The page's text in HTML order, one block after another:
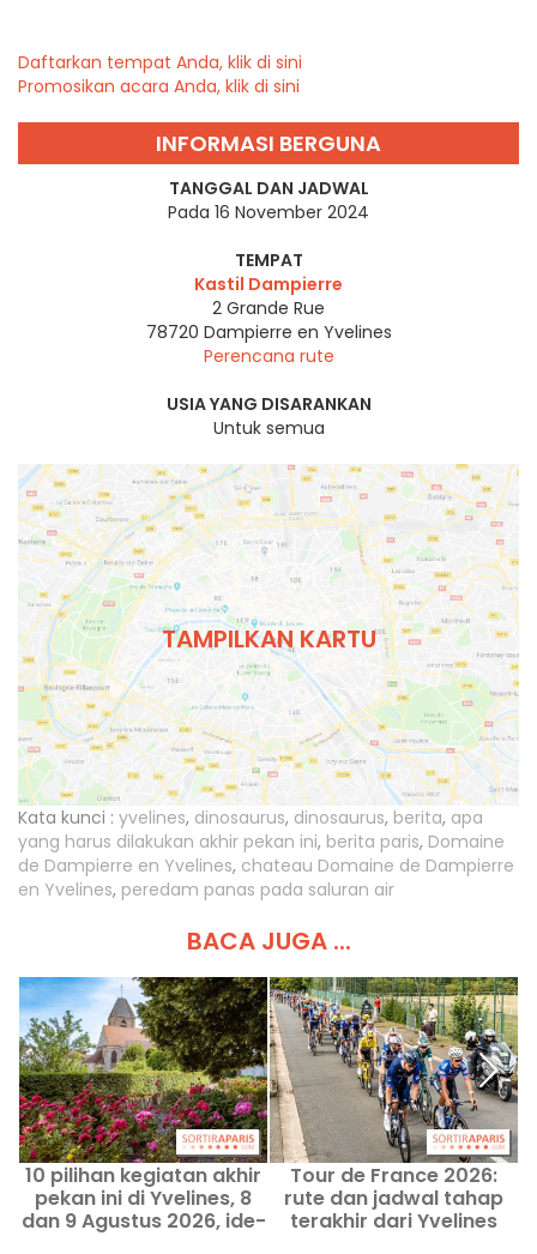
Daftarkan tempat Anda, klik di sini
Promosikan acara Anda, klik di sini
INFORMASI BERGUNA
TANGGAL DAN JADWAL
Pada 16 November 2024
TEMPAT
Kastil Dampierre
2 Grande Rue
78720 Dampierre en Yvelines
Perencana rute
USIA YANG DISARANKAN
Untuk semua
TAMPILKAN KARTU
Kata kunci : yvelines, dinosaurus, dinosaurus, berita, apa
yang harus dilakukan akhir pekan ini, berita paris, Domaine
de Dampierre en Yvelines, chateau Domaine de Dampierre
en Yvelines, peredam panas pada saluran air
BACA JUGA ...
10 pilihan kegiatan akhir
pekan ini di Yvelines, 8
dan 9 Agustus 2026, ide-
Tour de France 2026:
rute dan jadwal tahap
terakhir dari Yvelines